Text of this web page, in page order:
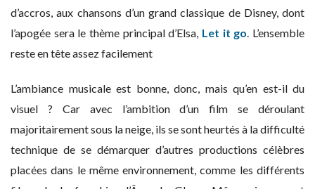
d’accros, aux chansons d’un grand classique de Disney, dont
l’apogée sera le thème principal d’Elsa, Let it go. L’ensemble
reste en tête assez facilement
L’ambiance musicale est bonne, donc, mais qu’en est-il du
visuel ? Car avec l’ambition d’un film se déroulant
majoritairement sous la neige, ils se sont heurtés à la difficulté
technique de se démarquer d’autres productions célèbres
placées dans le même environnement, comme les différents